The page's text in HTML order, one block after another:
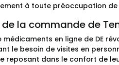
à toute préoccupation
la commande de
médicaments en ligne de DE
le besoin de visites en
reposant dans le confort de